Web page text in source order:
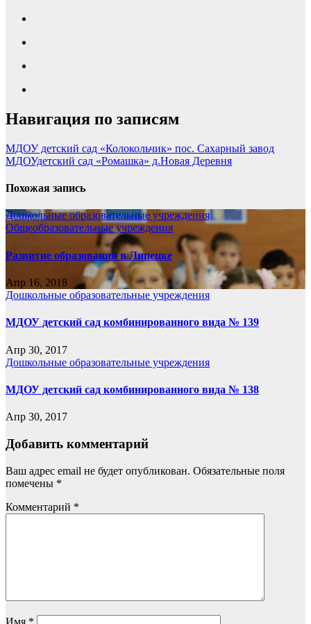
Навигация по записям
МДОУ детский сад «Колокольчик» пос. Сахарный завод
МДОУдетский сад «Ромашка» д.Новая Деревня
Похожая запись
Дошкольные образовательные учреждения
Общеобразовательные учреждения
Развитие образования в Липецке
Апр 16, 2018
Дошкольные образовательные учреждения
МДОУ детский сад комбинированного вида № 139
Апр 30, 2017
Дошкольные образовательные учреждения
МДОУ детский сад комбинированного вида № 138
Апр 30, 2017
Добавить комментарий
Ваш адрес email не будет опубликован. Обязательные поля
помечены *
Комментарий *
Имя *